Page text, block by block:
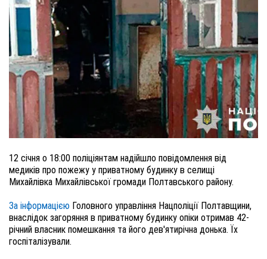
12 січня о 18:00 поліціянтам надійшло повідомлення від
медиків про пожежу у приватному будинку в селищі
Михайлівка Михайлівської громади Полтавського району.
За інформацією Головного управління Нацполіції Полтавщини,
внаслідок загоряння в приватному будинку опіки отримав 42-
річний власник помешкання та його дев'ятирічна донька. Їх
госпіталізували.